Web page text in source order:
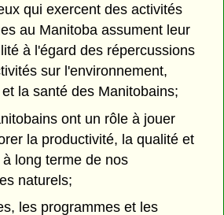
qui exercent des activités
au Manitoba assument leur
à l'égard des répercussions
sur l'environnement,
la santé des Manitobains;
ont un rôle à jouer
la productivité, la qualité et
long terme de nos
naturels;
les programmes et les